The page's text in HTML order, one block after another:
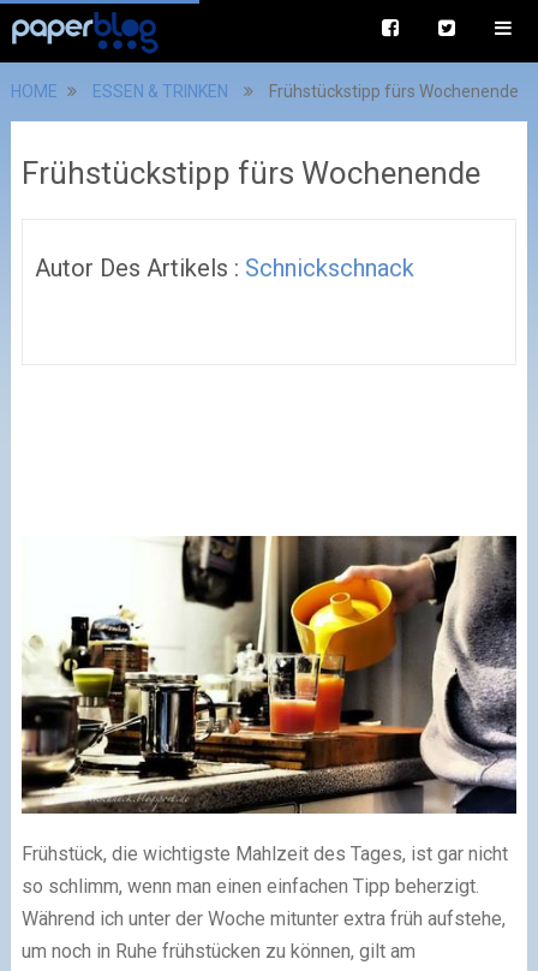
HOME ESSEN & TRINKEN Frühstückstipp fürs Wochenende
Frühstückstipp fürs Wochenende
Autor Des Artikels : Schnickschnack
Frühstück, die wichtigste Mahlzeit des Tages, ist gar nicht
so schlimm, wenn man einen einfachen Tipp beherzigt.
Während ich unter der Woche mitunter extra früh aufstehe,
um noch in Ruhe frühstücken zu können, gilt am